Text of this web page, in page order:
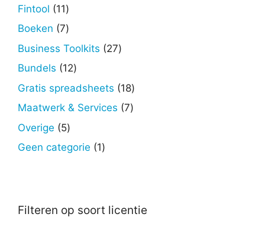
Fintool 1111
producten
Boeken 77
producten
Business Toolkits 2727
Bundels 1212
producten
Gratis spreadsheets 1818
producten
Maatwerk & Services 77
Overige 55
producten
Geen categorie 11
Filteren op soort licentie